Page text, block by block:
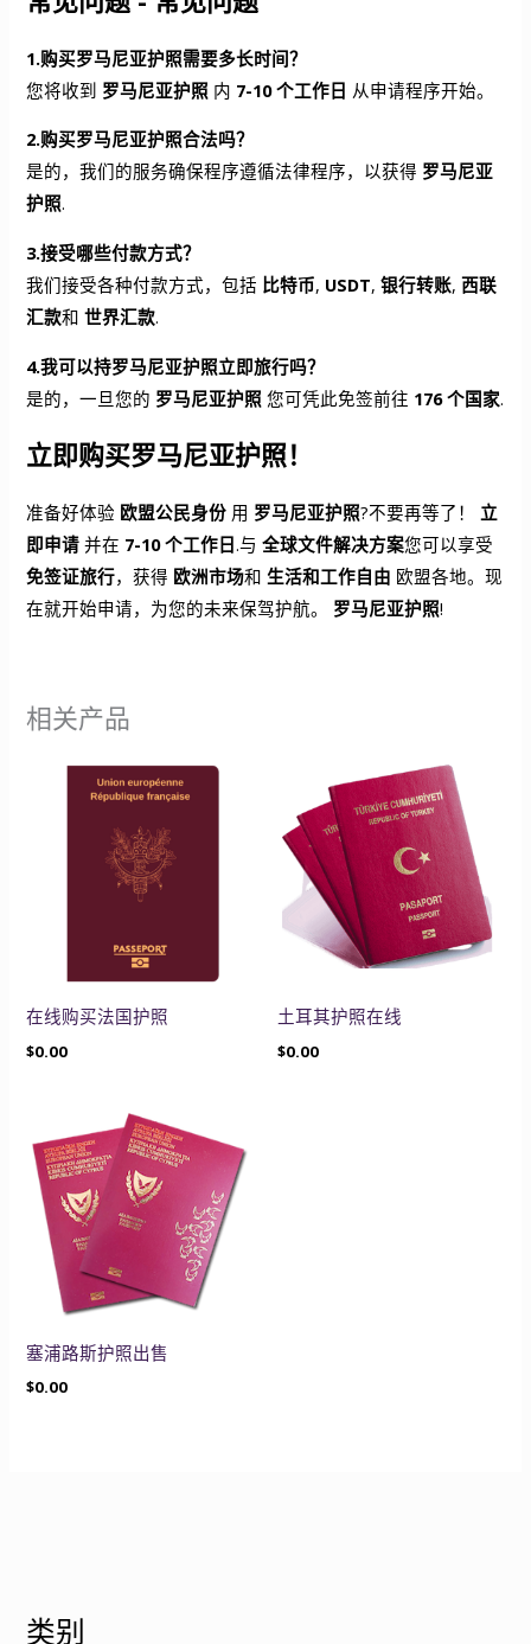
1.购买罗马尼亚护照需要多长时间？
您将收到 罗马尼亚护照 内 7-10 个工作日 从申请程序开始。
2.购买罗马尼亚护照合法吗？
是的，我们的服务确保程序遵循法律程序，以获得 罗马尼亚
护照.
3.接受哪些付款方式？
我们接受各种付款方式，包括 比特币, USDT,银行转账,西联
汇款和世界汇款.
4.我可以持罗马尼亚护照立即旅行吗？
是的，一旦您的 罗马尼亚护照 您可凭此免签前往 176 个国家.
立即购买罗马尼亚护照！
准备好体验 欧盟公民身份 用 罗马尼亚护照?不要再等了！立
即申请 并在 7-10 个工作日.与全球文件解决方案您可以享受
免签证旅行，获得 欧洲市场和生活和工作自由 欧盟各地。现
在就开始申请，为您的未来保驾护航。 罗马尼亚护照!
相关产品
在线购买法国护照
$0.00
土耳其护照在线
$0.00
塞浦路斯护照出售
$0.00
类别